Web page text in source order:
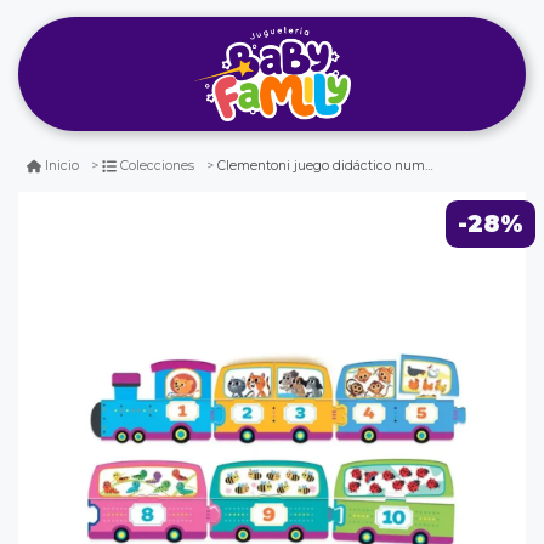
Inicio Colecciones Clementoni juego didáctico numeros y cantidades -
-28%